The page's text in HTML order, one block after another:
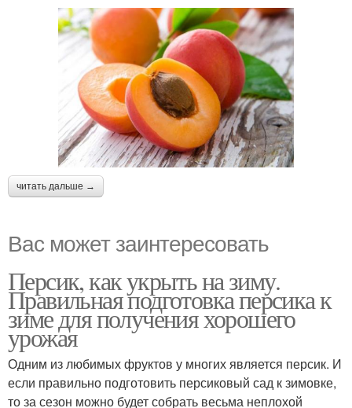
читать дальше →
Вас может заинтересовать
Персик, как укрыть на зиму.
Правильная подготовка персика к
зиме для получения хорошего
урожая
Одним из любимых фруктов у многих является персик. И
если правильно подготовить персиковый сад к зимовке,
то за сезон можно будет собрать весьма неплохой